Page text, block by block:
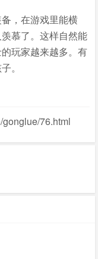
，在游戏里能横
慕了。这样自然能
玩家越来越多。有
。
76.html